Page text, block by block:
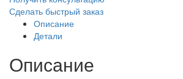
Сделать быстрый заказ
Описание
Детали
Описание